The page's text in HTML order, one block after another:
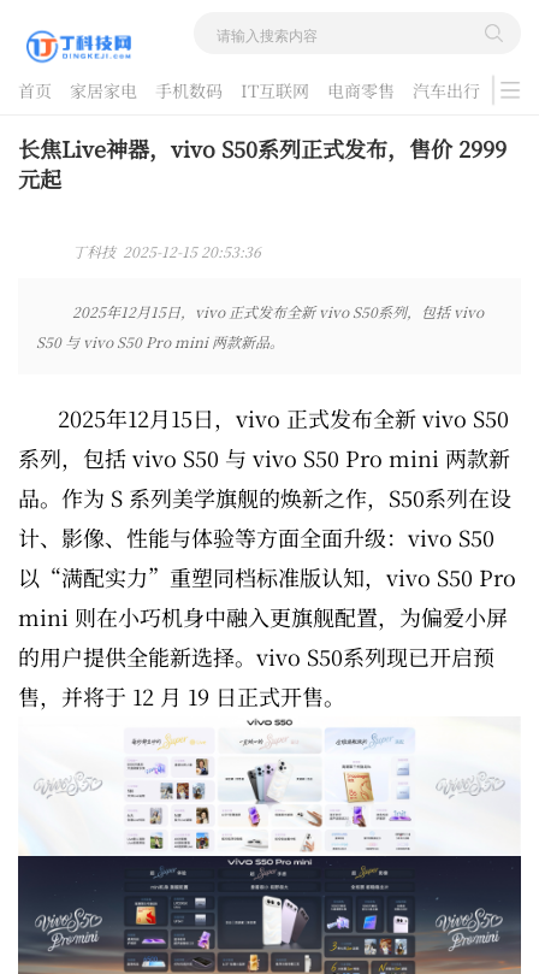
首页 家居家电 手机数码 IT互联网 电商零售 汽车出行
游戏
酷品评测
长焦Live神器，vivo S50系列正式发布，售价 2999
元起
丁科技 2025-12-15 20:53:36
2025年12月15日，vivo 正式发布全新 vivo S50系列，包括 vivo
S50 与 vivo S50 Pro mini 两款新品。
2025年12月15日，vivo 正式发布全新 vivo S50
系列，包括 vivo S50 与 vivo S50 Pro mini 两款新
品。作为 S 系列美学旗舰的焕新之作，S50系列在设
计、影像、性能与体验等方面全面升级：vivo S50
以“满配实力”重塑同档标准版认知，vivo S50 Pro
mini 则在小巧机身中融入更旗舰配置，为偏爱小屏
的用户提供全能新选择。vivo S50系列现已开启预
售，并将于 12 月 19 日正式开售。